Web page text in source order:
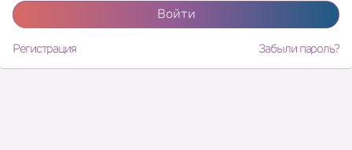
Войти
Регистрация Забыли пароль?